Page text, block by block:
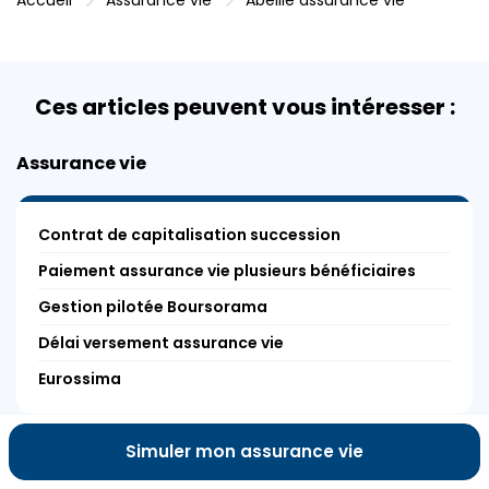
Simuler mon assurance vie
Ces articles peuvent vous intéresser :
Assurance vie
Contrat de capitalisation succession
Paiement assurance vie plusieurs bénéficiaires
Gestion pilotée Boursorama
Délai versement assurance vie
Eurossima